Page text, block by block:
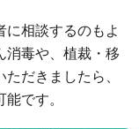
相談するのもよ
消毒や、植裁・移
だきましたら、
です。